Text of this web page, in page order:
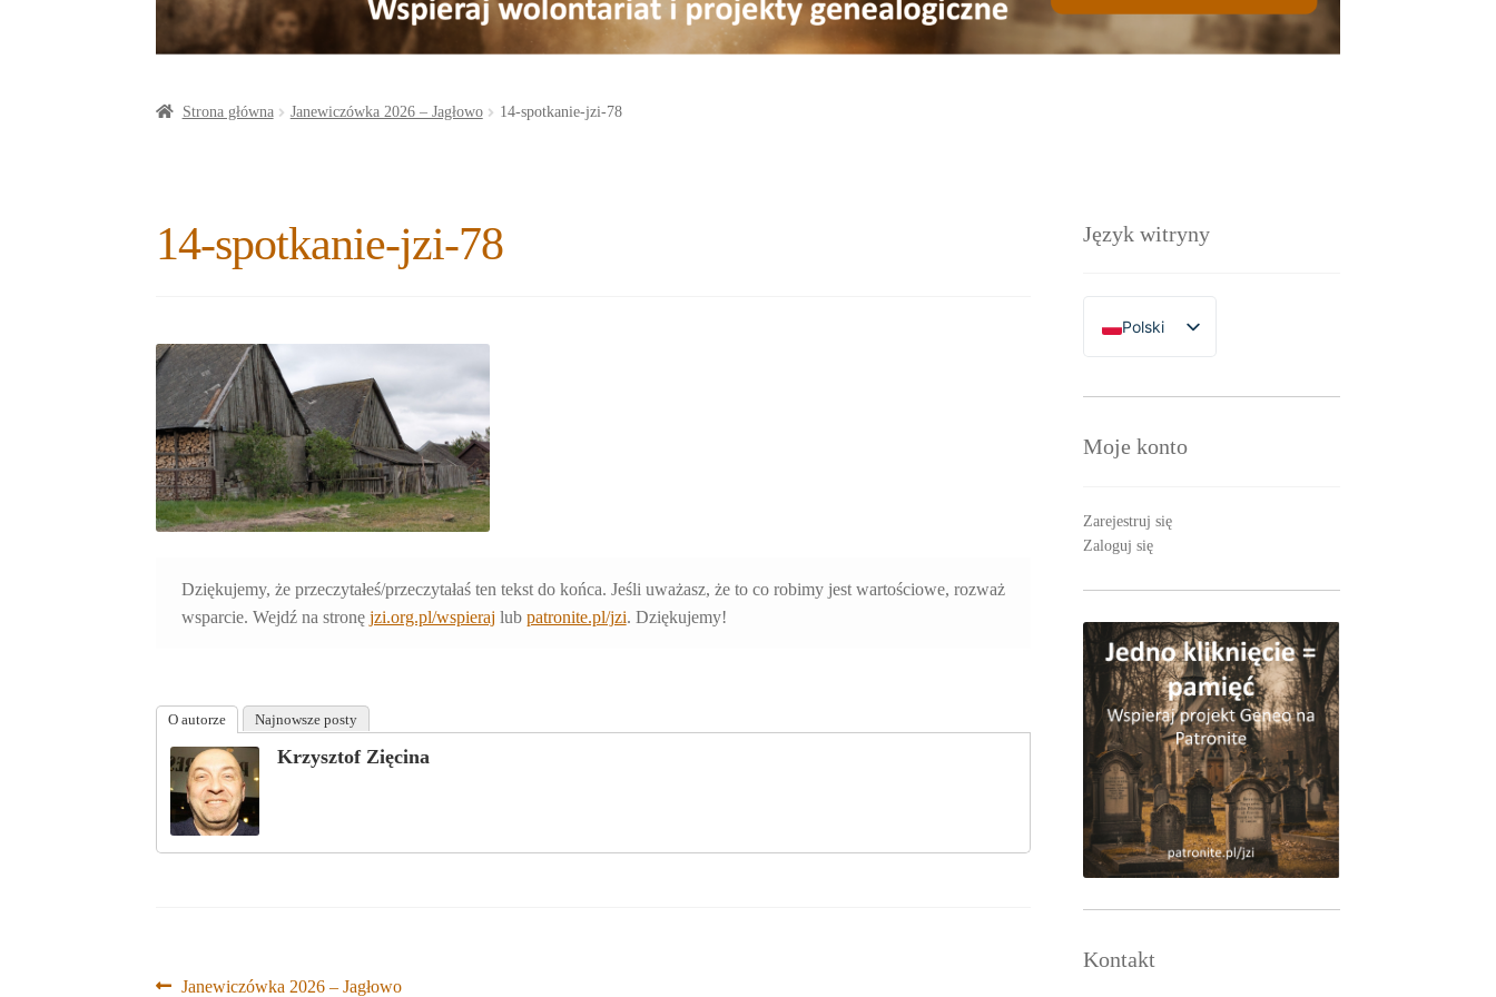
Strona główna Janewiczówka 2026 – Jagłowo 14-spotkanie-jzi-78
14-spotkanie-jzi-78
Dziękujemy, że przeczytałeś/przeczytałaś ten tekst do końca. Jeśli uważasz, że to co robimy jest wartościowe, rozważ
wsparcie. Wejdź na stronę jzi.org.pl/wspieraj lub patronite.pl/jzi. Dziękujemy!
O autorze Najnowsze posty
Krzysztof Zięcina
Poprzedni
Janewiczówka 2026 – Jagłowo
Język witryny
Polski
English
Moje konto
Zarejestruj się
Zaloguj się
Kontakt